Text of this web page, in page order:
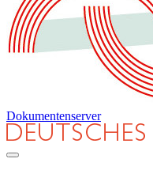
Dokumentenserver